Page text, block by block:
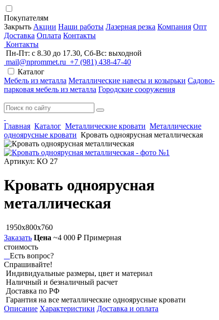
Покупателям
Закрыть Акции Наши работы Лазерная резка Компания Опт
Доставка Оплата Контакты
Контакты
Пн-Пт: с 8.30 до 17.30, Сб-Вс: выходной
mail@nprommet.ru +7 (981) 438-47-40
Каталог
Мебель из металла Металлические навесы и козырьки Садово-
парковая мебель из металла Городские сооружения
Главная Каталог Металлические кровати Металлические
одноярусные кровати Кровать одноярусная металлическая
Артикул: КО 27
Кровать одноярусная
металлическая
1950x800x760
Заказать Цена ~4 000 ₽ Примерная
стоимость
Есть вопрос?
Спрашивайте!
Индивидуальные размеры, цвет и материал
Наличный и безналичный расчет
Доставка по РФ
Гарантия на все металлические одноярусные кровати
Описание Характеристики Доставка и оплата